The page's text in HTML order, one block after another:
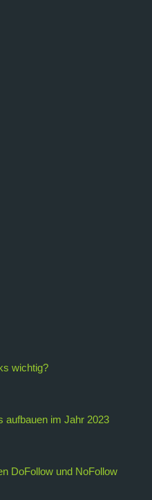
wichtig?
aufbauen im Jahr 2023
DoFollow und NoFollow